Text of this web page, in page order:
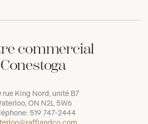
commercial
Conestoga
rue King Nord, unité B7
ON N2L 5W6
519 747-2444